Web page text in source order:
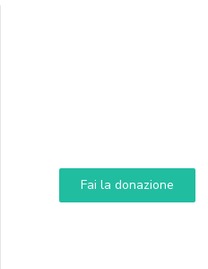
Fai la donazione